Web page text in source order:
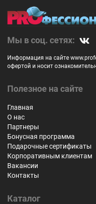
Мы в соц. сетях:
Информация на сайте
офертой и носит
Полезное на сайте
Главная
О нас
Партнеры
Бонусная программа
Подарочные сертификаты
Корпоративным клиентам
Вакансии
Контакты
Каталог